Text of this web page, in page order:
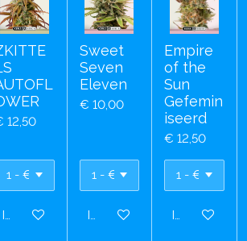
12,50
In winkelwagen
Sweet
Seven
Eleven
€ 10,00
In winkelwagen
Empire
of the
Sun
Gefemin
iseerd
€ 12,50
In